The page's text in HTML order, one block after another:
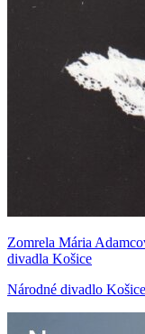
Zomrela Mária
divadla Košice
Národné divadlo